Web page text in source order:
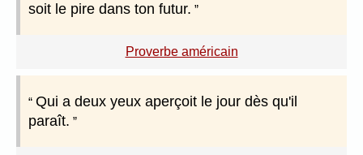
soit le pire dans ton futur.
Proverbe américain
Qui a deux yeux aperçoit le jour dès qu'il
paraît.